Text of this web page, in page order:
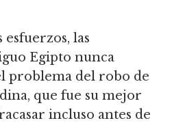
esfuerzos, las
Egipto nunca
problema del robo de
que fue su mejor
incluso antes de